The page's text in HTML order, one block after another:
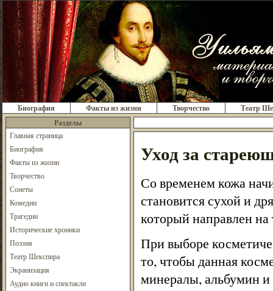
Биография Факты из жизни Творчество
Театр
Разделы
Главная страница
Биография
Факты из жизни
Творчество
Сонеты
Комедии
Трагедии
Исторические хроники
Поэзия
Театр Шекспира
Экранизация
Аудио книги и спектакли
Уход за
Со временем кожа
становится сухой и
который направлен на
При выборе
то, чтобы данная
минералы, альбумин и